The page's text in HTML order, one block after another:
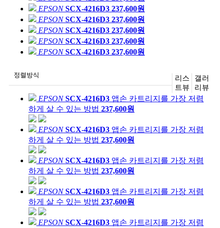
EPSON SCX-4216D3 237,600원
EPSON SCX-4216D3 237,600원
EPSON SCX-4216D3 237,600원
EPSON SCX-4216D3 237,600원
EPSON SCX-4216D3 237,600원
정렬방식
리스
트뷰
갤러
리뷰
EPSON SCX-4216D3 앱손 카트리지를 가장 저렴
하게 살 수 있는 방법 237,600원
EPSON SCX-4216D3 앱손 카트리지를 가장 저렴
하게 살 수 있는 방법 237,600원
EPSON SCX-4216D3 앱손 카트리지를 가장 저렴
하게 살 수 있는 방법 237,600원
EPSON SCX-4216D3 앱손 카트리지를 가장 저렴
하게 살 수 있는 방법 237,600원
EPSON SCX-4216D3 앱손 카트리지를 가장 저렴